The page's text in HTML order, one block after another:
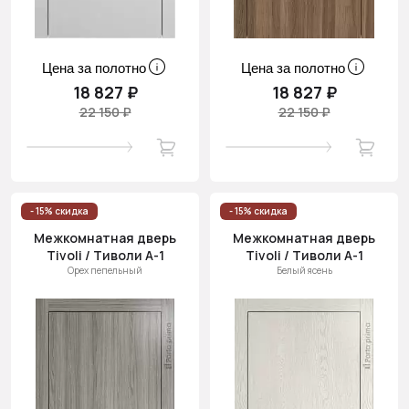
Цена за полотно
18 827 ₽
22 150 ₽
Цена за полотно
18 827 ₽
22 150 ₽
- 15% скидка
Межкомнатная дверь
Tivoli / Тиволи А-1
Орех пепельный
- 15% скидка
Межкомнатная дверь
Tivoli / Тиволи А-1
Белый ясень